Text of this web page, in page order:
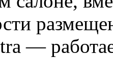
—